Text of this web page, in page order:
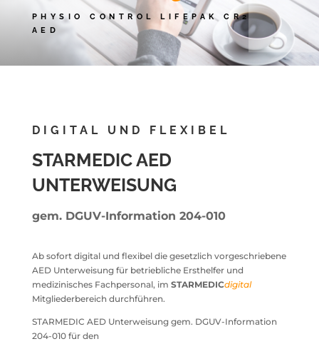
PHYSIO CONTROL LIFEPAK CR2
AED
DIGITAL UND FLEXIBEL
STARMEDIC AED
UNTERWEISUNG
gem. DGUV-Information 204-010
Ab sofort digital und flexibel die gesetzlich vorgeschriebene
AED Unterweisung für betriebliche Ersthelfer und
medizinisches Fachpersonal, im STARMEDICdigital
Mitgliederbereich durchführen.
STARMEDIC AED Unterweisung gem. DGUV-Information
204-010 für den